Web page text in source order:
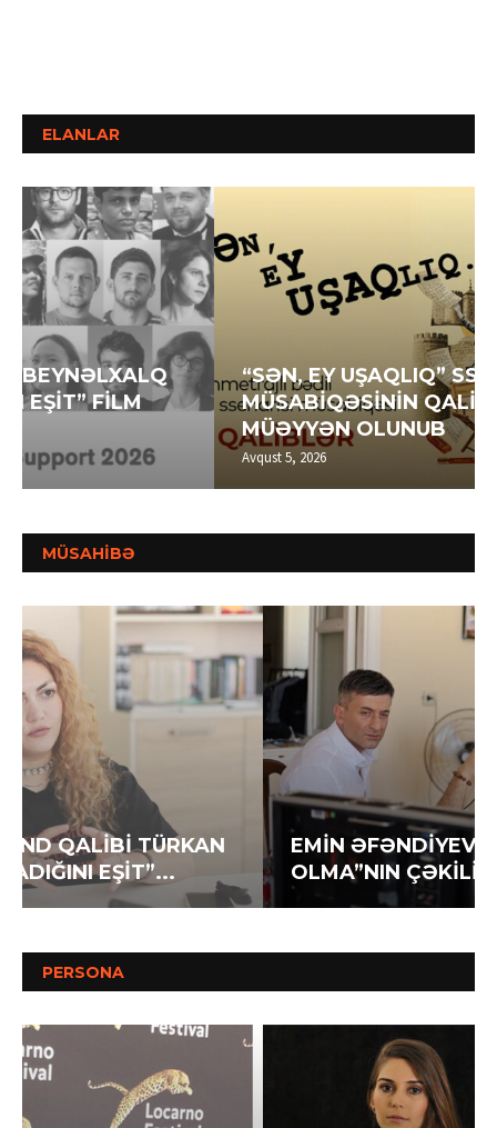
ELANLAR
“SƏN, EY UŞAQLIQ” SSENARİ
MÜSABİQƏSİNİN QALİBLƏRİ
MÜƏYYƏN OLUNUB
Avqust 5, 2026
MÜSAHİBƏ
EMİN ƏFƏNDİYEV YENİ FİLMİ “QEYB
OLMA”NIN ÇƏKİLİŞLƏRİNİ DAVAM...
PERSONA